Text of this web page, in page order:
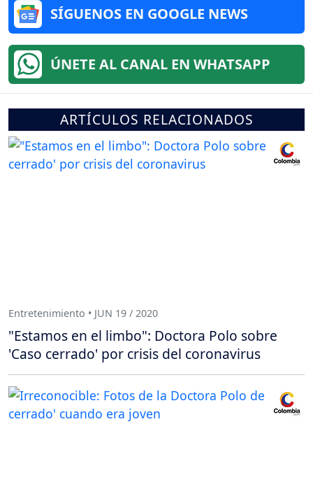
SÍGUENOS EN GOOGLE NEWS
ÚNETE AL CANAL EN WHATSAPP
ARTÍCULOS RELACIONADOS
Entretenimiento • JUN 19 / 2020
"Estamos en el limbo": Doctora Polo sobre
'Caso cerrado' por crisis del coronavirus